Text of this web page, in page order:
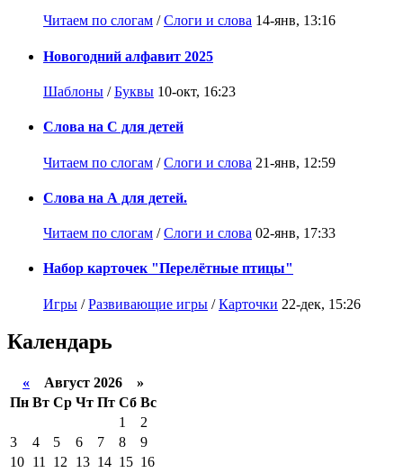
Читаем по слогам /Слоги и слова 14-янв, 13:16
Новогодний алфавит 2025
Шаблоны /Буквы 10-окт, 16:23
Слова на С для детей
Читаем по слогам /Слоги и слова 21-янв, 12:59
Слова на А для детей.
Читаем по слогам /Слоги и слова 02-янв, 17:33
Набор карточек "Перелётные птицы"
Игры /Развивающие игры /Карточки 22-дек, 15:26
Календарь
« Август 2026 »
Пн Вт Ср Чт Пт Сб Вс
1
2
3
4 5 6 7 8
9
10 11 12 13 14 15 16